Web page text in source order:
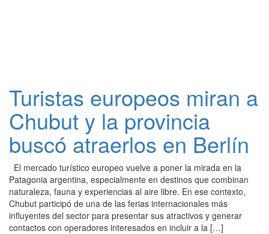
Turistas europeos miran a
Chubut y la provincia
buscó atraerlos en Berlín
El mercado turístico europeo vuelve a poner la mirada en la
Patagonia argentina, especialmente en destinos que combinan
naturaleza, fauna y experiencias al aire libre. En ese contexto,
Chubut participó de una de las ferias internacionales más
influyentes del sector para presentar sus atractivos y generar
contactos con operadores interesados en incluir a la […]